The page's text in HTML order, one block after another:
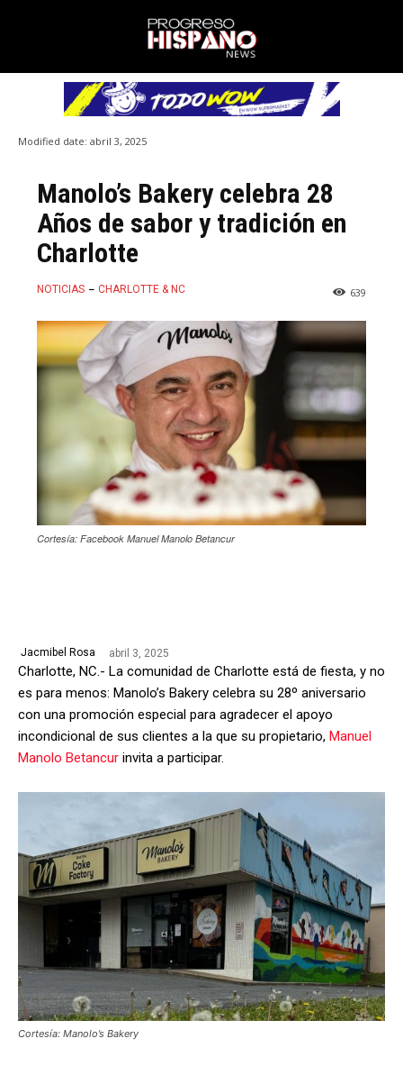
Modified date: abril 3, 2025
Manolo’s Bakery celebra 28
Años de sabor y tradición en
Charlotte
NOTICIAS CHARLOTTE & NC 639
Cortesía: Facebook Manuel Manolo Betancur
Jacmibel Rosa abril 3, 2025
Charlotte, NC.- La comunidad de Charlotte está de fiesta, y no
es para menos: Manolo’s Bakery celebra su 28º aniversario
con una promoción especial para agradecer el apoyo
incondicional de sus clientes a la que su propietario, Manuel
Manolo Betancur invita a participar.
Cortesía: Manolo’s Bakery